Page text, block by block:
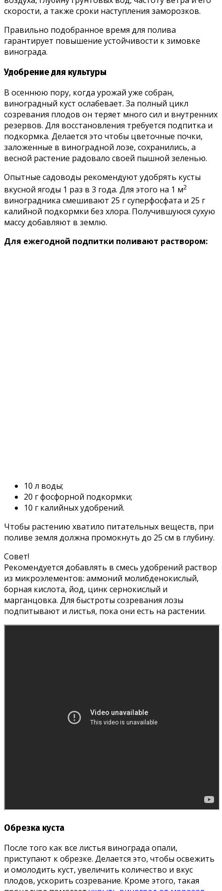
скорости, а также сроки наступления заморозков.
Правильно подобранное время для полива
гарантирует повышение устойчивости к зимовке
винограда.
Удобрение для культуры
В осеннюю пору, когда урожай уже собран,
виноградный куст ослабевает. За полный цикл
созревания плодов он теряет много сил и внутренних
резервов. Для восстановления требуется подпитка и
подкормка. Делается это чтобы цветочные почки,
заложенные в виноградной лозе, сохранились, а
весной растение радовало своей пышной зеленью.
Опытные садоводы рекомендуют удобрять кусты
вкусной ягоды 1 раз в 3 года. Для этого на 1 м2
виноградника смешивают 25 г суперфосфата и 25 г
калийной подкормки без хлора. Получившуюся сухую
массу добавляют в землю.
Для ежегодной подпитки поливают раствором:
10 л воды;
20 г фосфорной подкормки;
10 г калийных удобрений.
Чтобы растению хватило питательных веществ, при
поливе земля должна промокнуть до 25 см в глубину.
Совет!
Рекомендуется добавлять в смесь удобрений раствор
из микроэлементов: аммоний молибденокислый,
борная кислота, йод, цинк сернокислый и
марганцовка. Для быстроты созревания лозы
подпитывают и листья, пока они есть на растении.
Обрезка куста
После того как все листья винограда опали,
приступают к обрезке. Делается это, чтобы освежить
и омолодить куст, увеличить количество и вкус
плодов, ускорить созревание. Кроме этого, такая